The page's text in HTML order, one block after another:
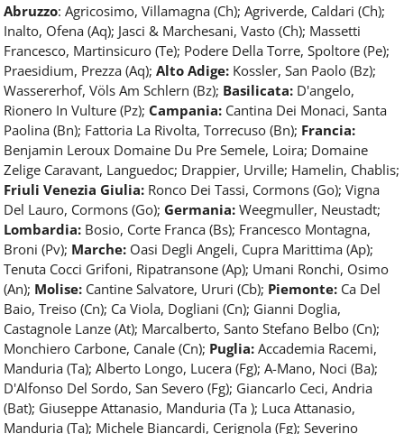
Abruzzo: Agricosimo, Villamagna (Ch); Agriverde, Caldari (Ch);
Inalto, Ofena (Aq); Jasci & Marchesani, Vasto (Ch); Massetti
Francesco, Martinsicuro (Te); Podere Della Torre, Spoltore (Pe);
Praesidium, Prezza (Aq); Alto Adige: Kossler, San Paolo (Bz);
Wassererhof, Völs Am Schlern (Bz); Basilicata: D'angelo,
Rionero In Vulture (Pz); Campania: Cantina Dei Monaci, Santa
Paolina (Bn); Fattoria La Rivolta, Torrecuso (Bn); Francia:
Benjamin Leroux Domaine Du Pre Semele, Loira; Domaine
Zelige Caravant, Languedoc; Drappier, Urville; Hamelin, Chablis;
Friuli Venezia Giulia: Ronco Dei Tassi, Cormons (Go); Vigna
Del Lauro, Cormons (Go); Germania: Weegmuller, Neustadt;
Lombardia: Bosio, Corte Franca (Bs); Francesco Montagna,
Broni (Pv); Marche: Oasi Degli Angeli, Cupra Marittima (Ap);
Tenuta Cocci Grifoni, Ripatransone (Ap); Umani Ronchi, Osimo
(An); Molise: Cantine Salvatore, Ururi (Cb); Piemonte: Ca Del
Baio, Treiso (Cn); Ca Viola, Dogliani (Cn); Gianni Doglia,
Castagnole Lanze (At); Marcalberto, Santo Stefano Belbo (Cn);
Monchiero Carbone, Canale (Cn); Puglia: Accademia Racemi,
Manduria (Ta); Alberto Longo, Lucera (Fg); A-Mano, Noci (Ba);
D'Alfonso Del Sordo, San Severo (Fg); Giancarlo Ceci, Andria
(Bat); Giuseppe Attanasio, Manduria (Ta ); Luca Attanasio,
Manduria (Ta); Michele Biancardi, Cerignola (Fg); Severino